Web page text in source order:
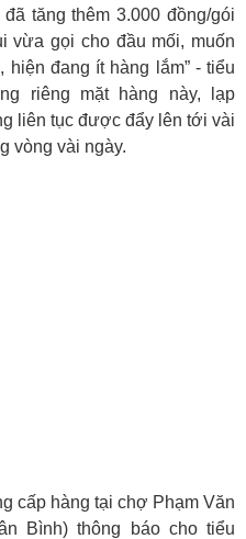
tăng thêm 3.000 đồng/gói
vừa gọi cho đầu mối, muốn
hiện đang ít hàng lắm” - tiểu
riêng mặt hàng này, lạp
liên tục được đẩy lên tới vài
vòng vài ngày.
cấp hàng tại chợ Phạm Văn
Bình) thông báo cho tiểu